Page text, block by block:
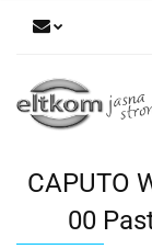
CAPUTO
00